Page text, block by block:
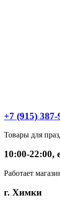
+7 (915) 387-
Товары для
10:00-22:00,
Работает
г. Химки